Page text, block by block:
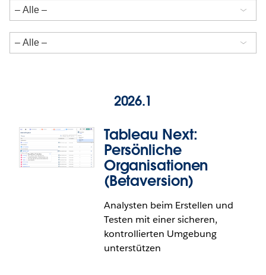
2026.1
Tableau Next:
Persönliche
Organisationen
(Betaversion)
Analysten beim Erstellen und
Testen mit einer sicheren,
kontrollierten Umgebung
unterstützen